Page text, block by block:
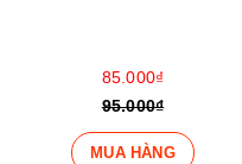
85.000₫
95.000₫
MUA HÀNG